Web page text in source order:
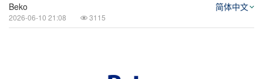
Beko
2026-06-10 21:08 3115
简体中文